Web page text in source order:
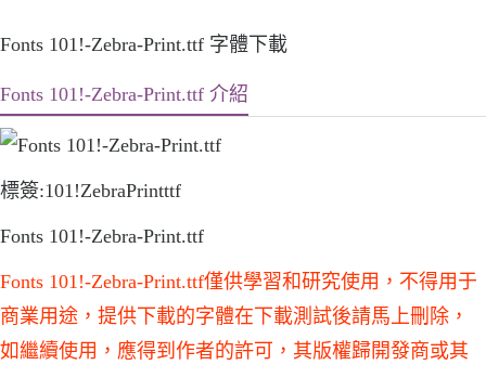
Fonts 101!-Zebra-Print.ttf 字體下載
Fonts 101!-Zebra-Print.ttf 介紹
標簽:101!ZebraPrintttf
Fonts 101!-Zebra-Print.ttf
Fonts 101!-Zebra-Print.ttf僅供學習和研究使用，不得用于
商業用途，提供下載的字體在下載測試後請馬上刪除，
如繼續使用，應得到作者的許可，其版權歸開發商或其